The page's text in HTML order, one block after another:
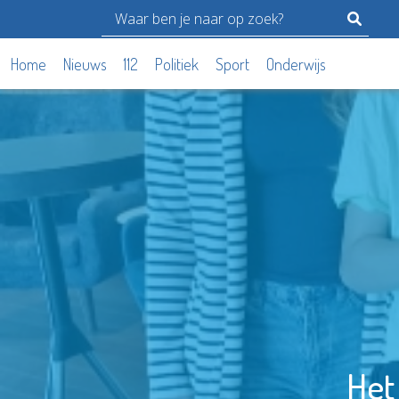
Home Nieuws 112 Politiek Sport Onderwijs